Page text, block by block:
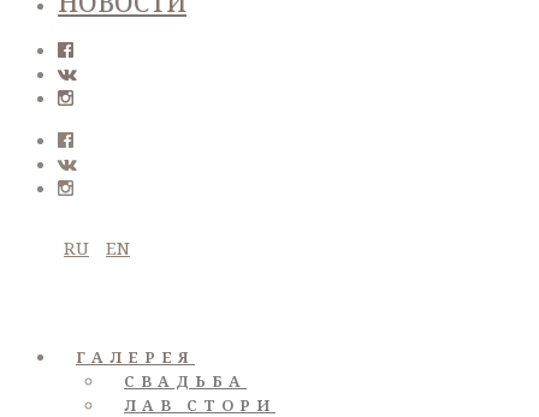
RU EN
ГАЛЕРЕЯ
СВАДЬБА
ЛАВ СТОРИ